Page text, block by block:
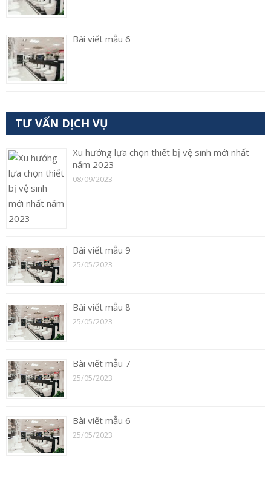
Bài viết mẫu 6
TƯ VẤN DỊCH VỤ
Xu hướng lựa chọn thiết bị vệ sinh mới nhất
năm 2023
08/09/2023
Bài viết mẫu 9
25/05/2023
Bài viết mẫu 8
25/05/2023
Bài viết mẫu 7
25/05/2023
Bài viết mẫu 6
25/05/2023